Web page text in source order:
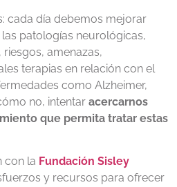
cada día debemos mejorar
patologías neurológicas,
amenazas,
terapias en relación con el
como Alzheimer,
no, intentar acercarnos
que permita tratar estas
con la Fundación Sisley
y recursos para ofrecer